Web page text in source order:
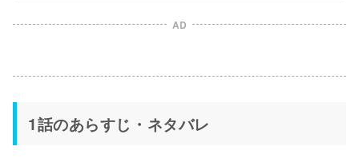
AD
1話のあらすじ・ネタバレ